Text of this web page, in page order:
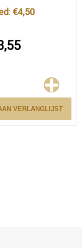
:€4,50
VERLANGLIJST